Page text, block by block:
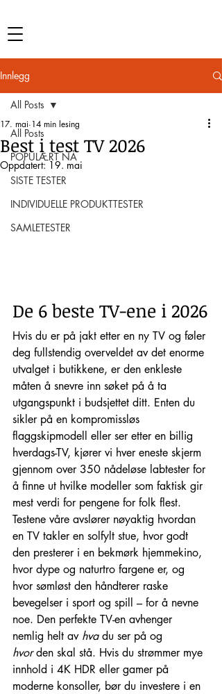
Innlegg
All Posts
POPULÆRT NÅ
SISTE TESTER
INDIVIDUELLE PRODUKTTESTER
SAMLETESTER
All Posts
Best i test TV 2026
17. mai 14 min lesing
Oppdatert:19. mai
De 6 beste TV-ene i 2026
Hvis du er på jakt etter en ny TV og føler
deg fullstendig overveldet av det enorme
utvalget i butikkene, er den enkleste
måten å snevre inn søket på å ta
utgangspunkt i budsjettet ditt. Enten du
sikler på en kompromissløs
flaggskipmodell eller ser etter en billig
hverdags-TV, kjører vi hver eneste skjerm
gjennom over 350 nådeløse labtester for
å finne ut hvilke modeller som faktisk gir
mest verdi for pengene for folk flest.
Testene våre avslører nøyaktig hvordan
en TV takler en solfylt stue, hvor godt
den presterer i en bekmørk hjemmekino,
hvor dype og naturtro fargene er, og
hvor sømløst den håndterer raske
bevegelser i sport og spill – for å nevne
noe. Den perfekte TV-en avhenger
nemlig helt av hva du ser på og
hvor den skal stå. Hvis du strømmer mye
innhold i 4K HDR eller gamer på
moderne konsoller, bør du investere i en